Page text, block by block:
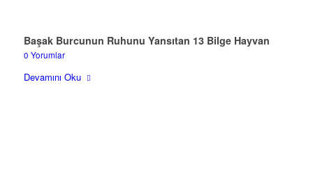
Başak Burcunun Ruhunu Yansıtan 13 Bilge Hayvan
0 Yorumlar
Devamını Oku